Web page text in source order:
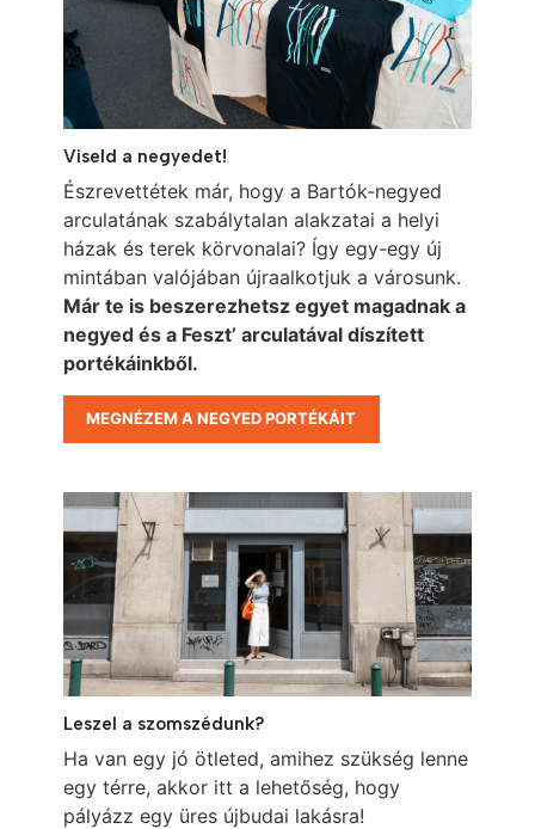
Viseld a negyedet!
Észrevettétek már, hogy a Bartók-negyed
arculatának szabálytalan alakzatai a helyi
házak és terek körvonalai? Így egy-egy új
mintában valójában újraalkotjuk a városunk.
Már te is beszerezhetsz egyet magadnak a
negyed és a Feszt’ arculatával díszített
portékáinkből.
MEGNÉZEM A NEGYED PORTÉKÁIT
Leszel a szomszédunk?
Ha van egy jó ötleted, amihez szükség lenne
egy térre, akkor itt a lehetőség, hogy
pályázz egy üres újbudai lakásra!